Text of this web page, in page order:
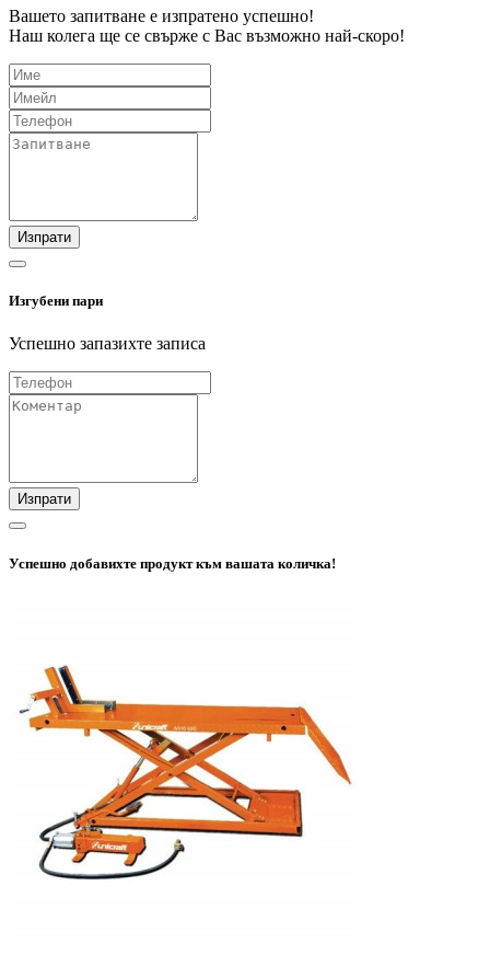
Вашето запитване е изпратено успешно!
Наш колега ще се свърже с Вас възможно най-скоро!
Изпрати
Изгубени пари
Успешно запазихте записа
Изпрати
Успешно добавихте продукт към вашата количка!